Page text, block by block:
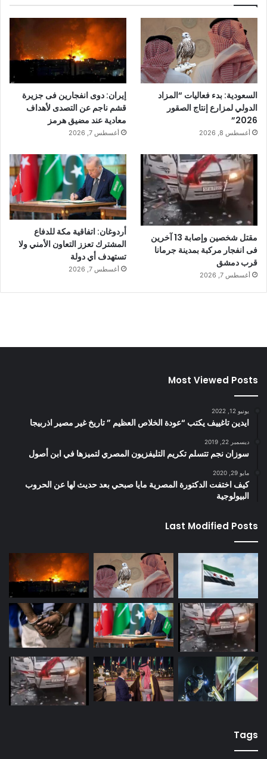
السعودية: بدء فعاليات “المزاد
الدولي لمزارع إنتاج الصقور
2026”
أغسطس 8, 2026
إيران: دوى انفجارين فى جزيرة
قشم ناجم عن التصدى لأهداف
معادية عند مضيق هرمز
أغسطس 7, 2026
مقتل شخصين وإصابة 13 آخرين
فى انفجار مركبة بمدينة جرمانا
قرب دمشق
أغسطس 7, 2026
أردوغان: اتفاقية مكة للدفاع
المشترك تعزز التعاون الأمني ولا
تستهدف أي دولة
أغسطس 7, 2026
Most Viewed Posts
يونيو 12, 2022
ايدين تاغييف يكتب “عودة الخلاص العظيم ” تاريخ غير مصير اذربيجا
ديسمبر 22, 2019
سوزان نجم تتسلم تكريم التليفزيون المصري لتميزها في ابن أصول
مايو 29, 2020
كيف اختفت الدكتورة المصرية مايا صبحي بعد حديث لها عن الحروب
البيولوجية
Last Modified Posts
Tags